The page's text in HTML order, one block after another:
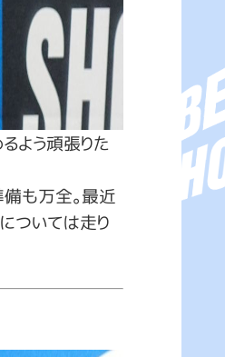
よう頑張りた
も万全。最近
ついては走り